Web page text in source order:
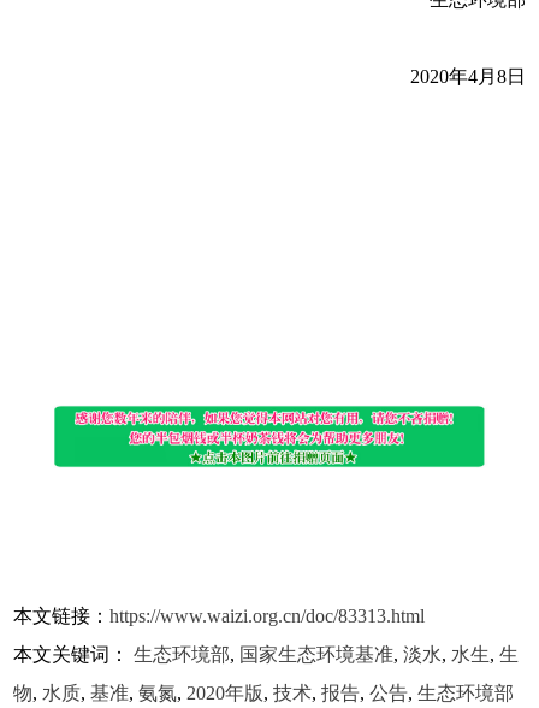
2020年4月8日
本文链接：https://www.waizi.org.cn/doc/83313.html
本文关键词：生态环境部, 国家生态环境基准,淡水,水生,生
物,水质,基准,氨氮,2020年版,技术,报告,公告,生态环境部